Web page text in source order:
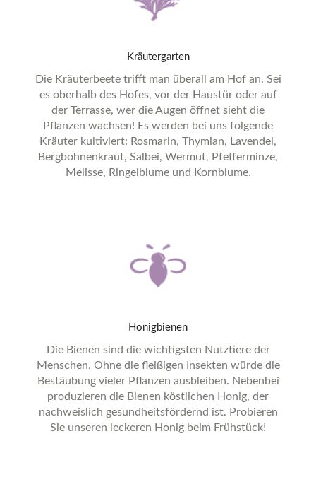
Kräutergarten
Die Kräuterbeete trifft man überall am Hof an. Sei
es oberhalb des Hofes, vor der Haustür oder auf
der Terrasse, wer die Augen öffnet sieht die
Pflanzen wachsen! Es werden bei uns folgende
Kräuter kultiviert: Rosmarin, Thymian, Lavendel,
Bergbohnenkraut, Salbei, Wermut, Pfefferminze,
Melisse, Ringelblume und Kornblume.
Honigbienen
Die Bienen sind die wichtigsten Nutztiere der
Menschen. Ohne die fleißigen Insekten würde die
Bestäubung vieler Pflanzen ausbleiben. Nebenbei
produzieren die Bienen köstlichen Honig, der
nachweislich gesundheitsfördernd ist. Probieren
Sie unseren leckeren Honig beim Frühstück!